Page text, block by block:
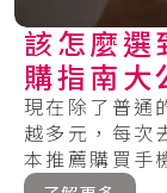
該怎麼選
購指南大
現在除了普通
越多元，每次
本推薦購買手
號，.....